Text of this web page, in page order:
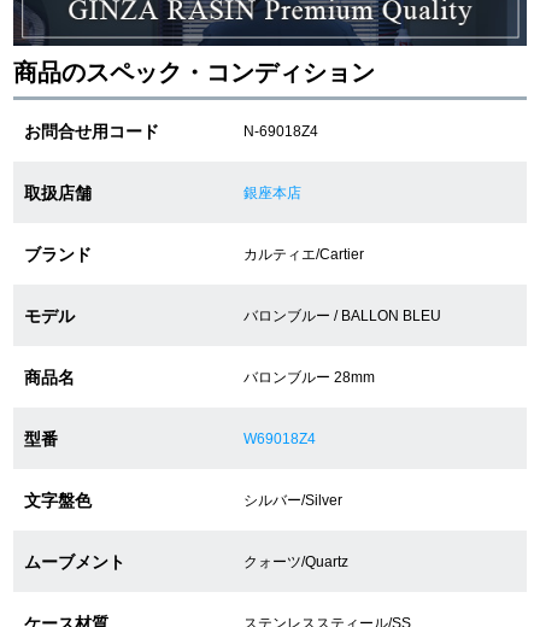
GINZA RASINのプレミアムクオリティについて
送料・お支払方法
ショッピングローンの流れ
ショップサービス
ラッピングサービス
腕時計サイズ調整サービス
店舗受け取りサービス
店舗取り寄せサービス
商品のスペック・コンディション
お問合せ用コード N-69018Z4
取扱店舗 銀座本店
ブランド カルティエ/Cartier
モデル バロンブルー / BALLON BLEU
商品名 バロンブルー 28mm
型番 W69018Z4
文字盤色 シルバー/Silver
ムーブメント クォーツ/Quartz
ケース材質 ステンレススティール/SS